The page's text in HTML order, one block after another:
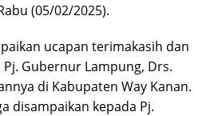
(05/02/2025).
ucapan terimakasih dan
Gubernur Lampung, Drs.
di Kabupaten Way Kanan.
disampaikan kepada Pj.